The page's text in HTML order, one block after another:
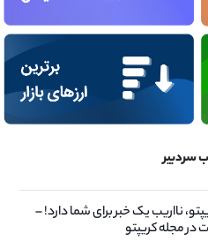
سردبیر
نااریب یک خبر برای شما دارد! –
در مجله کریپتو